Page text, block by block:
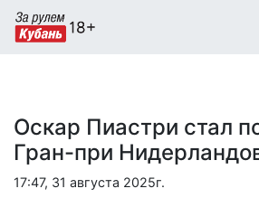
Оскар Пиастри стал
Гран-при
17:47, 31 августа 2025г.